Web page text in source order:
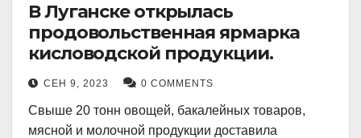
В Луганске открылась
продовольственная ярмарка
кисловодской продукции.
СЕН 9, 2023 0 COMMENTS
Свыше 20 тонн овощей, бакалейных товаров,
мясной и молочной продукции доставила